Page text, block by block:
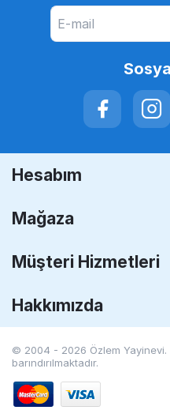
Hesabım
Mağaza
Müşteri Hizmetleri
Hakkımızda
© 2004 - 2026 Özlem
barındırılmaktadır.